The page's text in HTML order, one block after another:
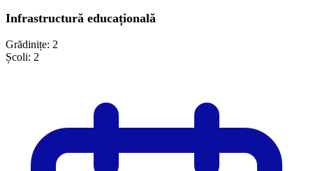
Infrastructură educațională
Grădinițe: 2
Școli: 2